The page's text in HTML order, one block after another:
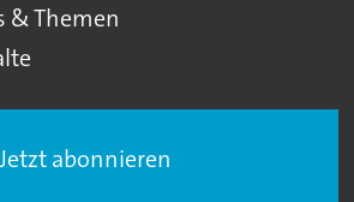
& Themen
Jetzt abonnieren